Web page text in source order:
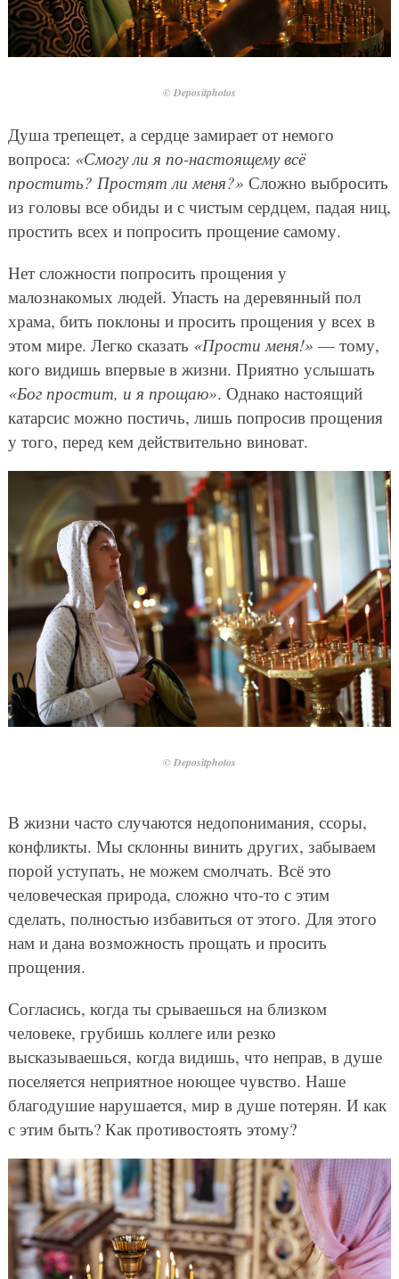
© Depositphotos
Душа трепещет, а сердце замирает от немого
вопроса: «Смогу ли я по-настоящему всё
простить? Простят ли меня?» Сложно выбросить
из головы все обиды и с чистым сердцем, падая ниц,
простить всех и попросить прощение самому.
Нет сложности попросить прощения у
малознакомых людей. Упасть на деревянный пол
храма, бить поклоны и просить прощения у всех в
этом мире. Легко сказать «Прости меня!» — тому,
кого видишь впервые в жизни. Приятно услышать
«Бог простит, и я прощаю». Однако настоящий
катарсис можно постичь, лишь попросив прощения
у того, перед кем действительно виноват.
© Depositphotos
В жизни часто случаются недопонимания, ссоры,
конфликты. Мы склонны винить других, забываем
порой уступать, не можем смолчать. Всё это
человеческая природа, сложно что-то с этим
сделать, полностью избавиться от этого. Для этого
нам и дана возможность прощать и просить
прощения.
Согласись, когда ты срываешься на близком
человеке, грубишь коллеге или резко
высказываешься, когда видишь, что неправ, в душе
поселяется неприятное ноющее чувство. Наше
благодушие нарушается, мир в душе потерян. И как
с этим быть? Как противостоять этому?